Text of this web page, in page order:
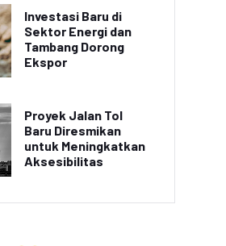
Investasi Baru di
Sektor Energi dan
Tambang Dorong
Ekspor
Proyek Jalan Tol
Baru Diresmikan
untuk Meningkatkan
Aksesibilitas